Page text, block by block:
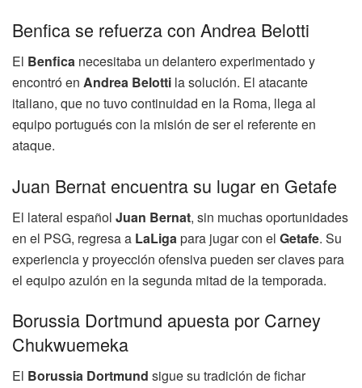
Benfica se refuerza con Andrea Belotti
El Benfica necesitaba un delantero experimentado y
encontró en Andrea Belotti la solución. El atacante
italiano, que no tuvo continuidad en la Roma, llega al
equipo portugués con la misión de ser el referente en
ataque.
Juan Bernat encuentra su lugar en Getafe
El lateral español Juan Bernat, sin muchas oportunidades
en el PSG, regresa a LaLigapara jugar con el Getafe. Su
experiencia y proyección ofensiva pueden ser claves para
el equipo azulón en la segunda mitad de la temporada.
Borussia Dortmund apuesta por Carney
Chukwuemeka
El Borussia Dortmund sigue su tradición de fichar